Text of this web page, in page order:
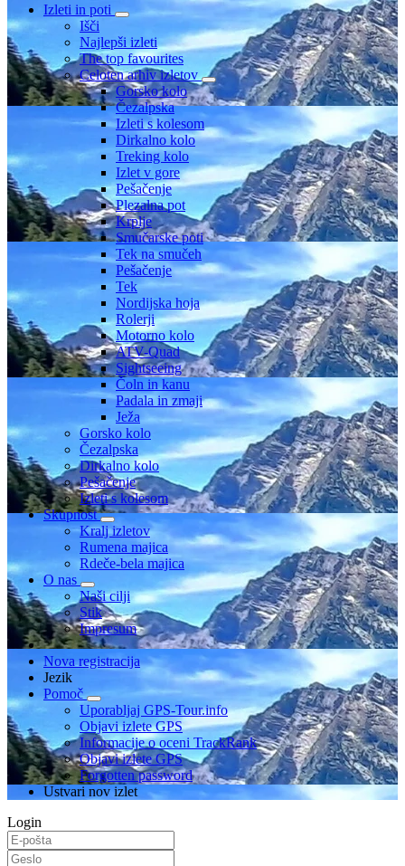
Izleti in poti
Išči
Najlepši izleti
The top favourites
Celoten arhiv izletov
Gorsko kolo
Čezalpska
Izleti s kolesom
Dirkalno kolo
Treking kolo
Izlet v gore
Pešačenje
Plezalna pot
Krplje
Smučarske poti
Tek na smučeh
Pešačenje
Tek
Nordijska hoja
Rolerji
Motorno kolo
ATV-Quad
Sightseeing
Čoln in kanu
Padala in zmaji
Ježa
Gorsko kolo
Čezalpska
Dirkalno kolo
Pešačenje
Izleti s kolesom
Skupnost
Kralj izletov
Rumena majica
Rdeče-bela majica
O nas
Naši cilji
Stik
Impresum
Nova registracija
Jezik
Pomoč
Uporabljaj GPS-Tour.info
Objavi izlete GPS
Informacije o oceni TrackRank
Objavi izlete GPS
Forgotten password
Ustvari nov izlet
Login